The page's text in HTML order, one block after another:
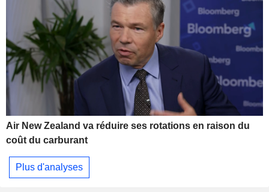
Air New Zealand va réduire ses rotations en raison du
coût du carburant
Plus d'analyses